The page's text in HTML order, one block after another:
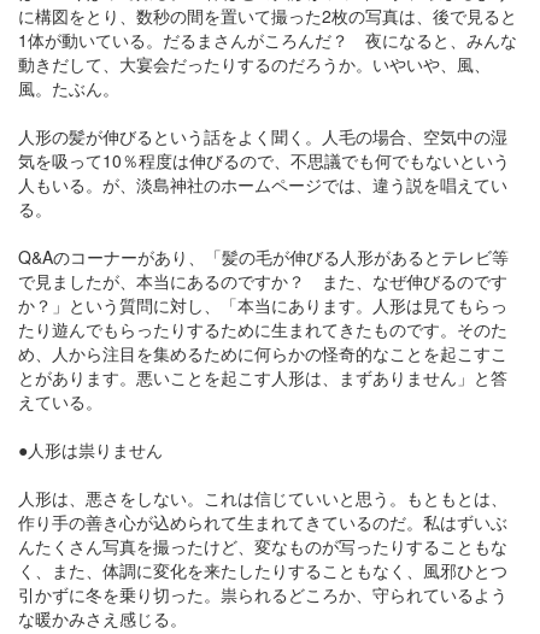
に構図をとり、数秒の間を置いて撮った2枚の写真は、後で見ると
1体が動いている。だるまさんがころんだ？ 夜になると、みんな
動きだして、大宴会だったりするのだろうか。いやいや、風、
風。たぶん。
人形の髪が伸びるという話をよく聞く。人毛の場合、空気中の湿
気を吸って10％程度は伸びるので、不思議でも何でもないという
人もいる。が、淡島神社のホームページでは、違う説を唱えてい
る。
Q&Aのコーナーがあり、「髪の毛が伸びる人形があるとテレビ等
で見ましたが、本当にあるのですか？ また、なぜ伸びるのです
か？」という質問に対し、「本当にあります。人形は見てもらっ
たり遊んでもらったりするために生まれてきたものです。そのた
め、人から注目を集めるために何らかの怪奇的なことを起こすこ
とがあります。悪いことを起こす人形は、まずありません」と答
えている。
●人形は祟りません
人形は、悪さをしない。これは信じていいと思う。もともとは、
作り手の善き心が込められて生まれてきているのだ。私はずいぶ
んたくさん写真を撮ったけど、変なものが写ったりすることもな
く、また、体調に変化を来たしたりすることもなく、風邪ひとつ
引かずに冬を乗り切った。祟られるどころか、守られているよう
な暖かみさえ感じる。